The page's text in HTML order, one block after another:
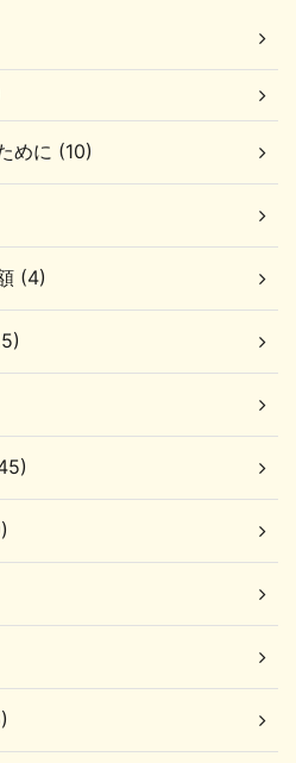
イントについてまとめて
みました。 出光カードま
いどプラスの審査に落ち
た理由について ここでの
ポイント 申込み内容に誤
りがある 収入が不安定
審査基準に達していない
残高が多い 信用情報にキ
めに (10)
(4)